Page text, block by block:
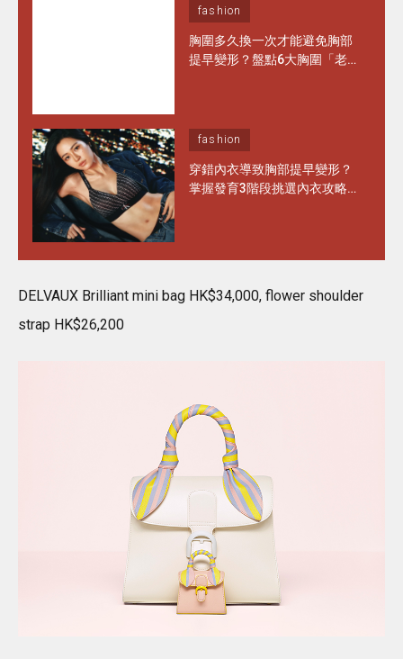
fashion
胸圍多久換一次才能避免胸部
提早變形？盤點6大胸圍「老
fashion
穿錯內衣導致胸部提早變形？
掌握發育3階段挑選內衣攻略
DELVAUX Brilliant mini bag HK$34,000, flower shoulder
strap HK$26,200